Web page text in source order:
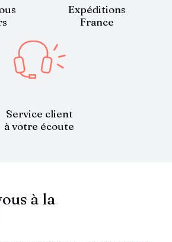
Expéditions
France
Service client
à votre écoute
à la